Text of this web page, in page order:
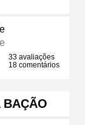
33 avaliações
18 comentários
BAÇÃO